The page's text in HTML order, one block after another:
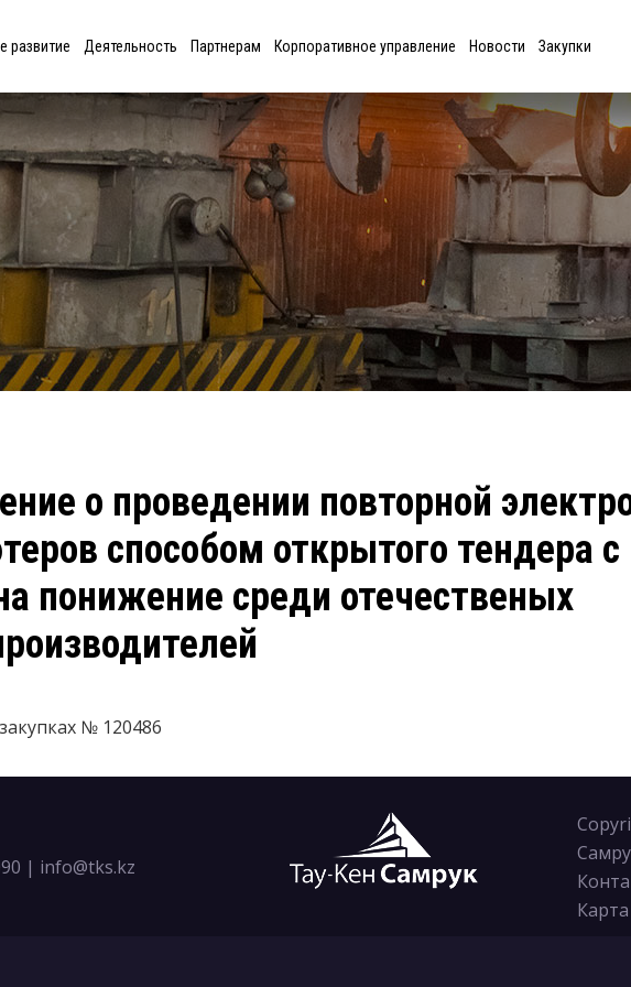
развитие Деятельность Партнерам Корпоративное управление Новости Закупки
о проведении повторной
способом открытого тендера
понижение среди отечественых
№ 120486
| info@tks.kz